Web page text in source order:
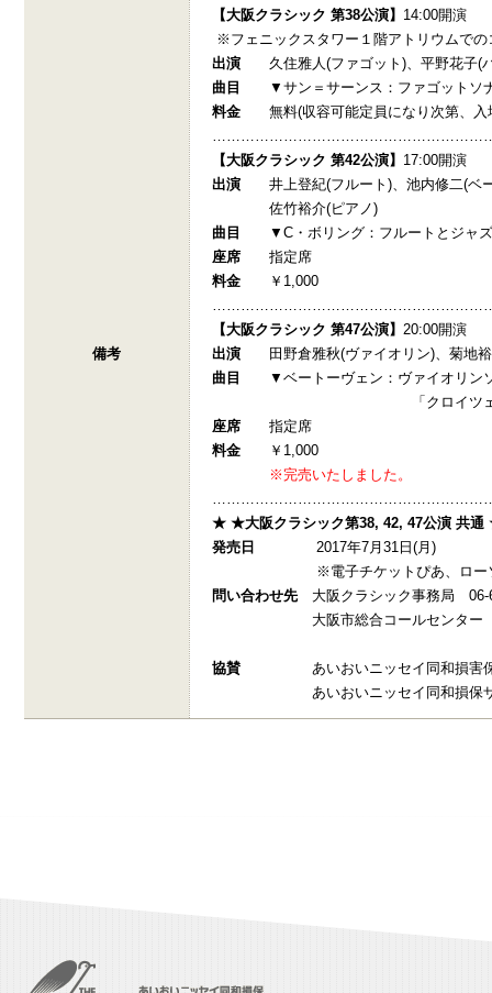
備考
【大阪クラシック 第38公演】 14:00開演
※フェニックスタワー１階アトリウムでの
出演 久住雅人(ファゴット)、平野花子(
曲目
▼サン＝サーンス：ファゴットソ
料金 無料(収容可能定員になり次第、入
【大阪クラシック 第42公演】 17:00開演
出演 井上登紀(フルート)、池内修二(ベ
佐竹裕介(ピアノ)
曲目
▼C・ボリング：フルートとジャ
座席 指定席
料金 ￥1,000
【大阪クラシック 第47公演】 20:00開演
出演 田野倉雅秋(ヴァイオリン)、菊地裕
曲目
▼ベートーヴェン：ヴァイオリン
「クロイツェル」
座席 指定席
料金 ￥1,000
※完売いたしました。
★ ★大阪クラシック第38, 42, 47公演 共
発売日
2017年7月31日(月)
※電子チケットぴあ、ローソンチ
問い合わせ先大阪クラシック事務局 06-
大阪市総合コールセンター 06-
協賛 あいおいニッセイ同和損害
あいおいニッセイ同和損保ザ・